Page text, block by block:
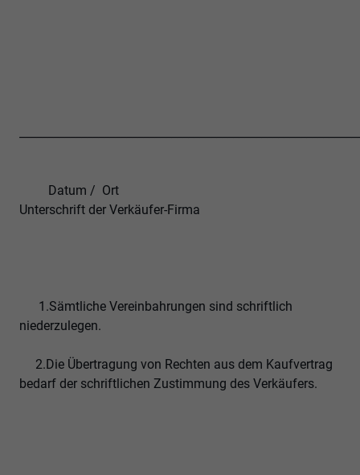
Datum / Ort
Unterschrift der Verkäufer-Firma
1.Sämtliche Vereinbahrungen sind schriftlich
niederzulegen.
2.Die Übertragung von Rechten aus dem Kaufvertrag
bedarf der schriftlichen Zustimmung des Verkäufers.